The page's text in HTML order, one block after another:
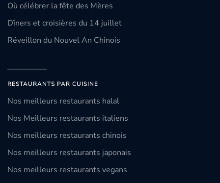
Où célébrer la fête des Mères
Dîners et croisières du 14 juillet
Réveillon du Nouvel An Chinois
RESTAURANTS PAR CUISINE
Nos meilleurs restaurants halal
Nos Meilleurs restaurants italiens
Nos meilleurs restaurants chinois
Nos meilleurs restaurants japonais
Nos meilleurs restaurants vegans